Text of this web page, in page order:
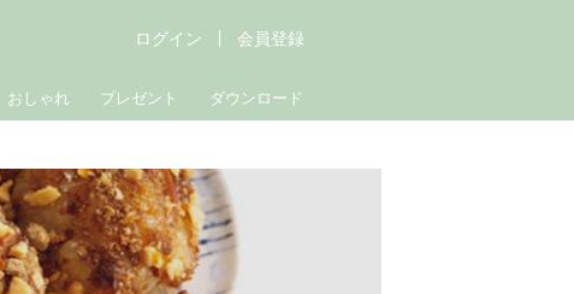
おしゃれ プレゼント ダウンロード
ログイン 会員登録